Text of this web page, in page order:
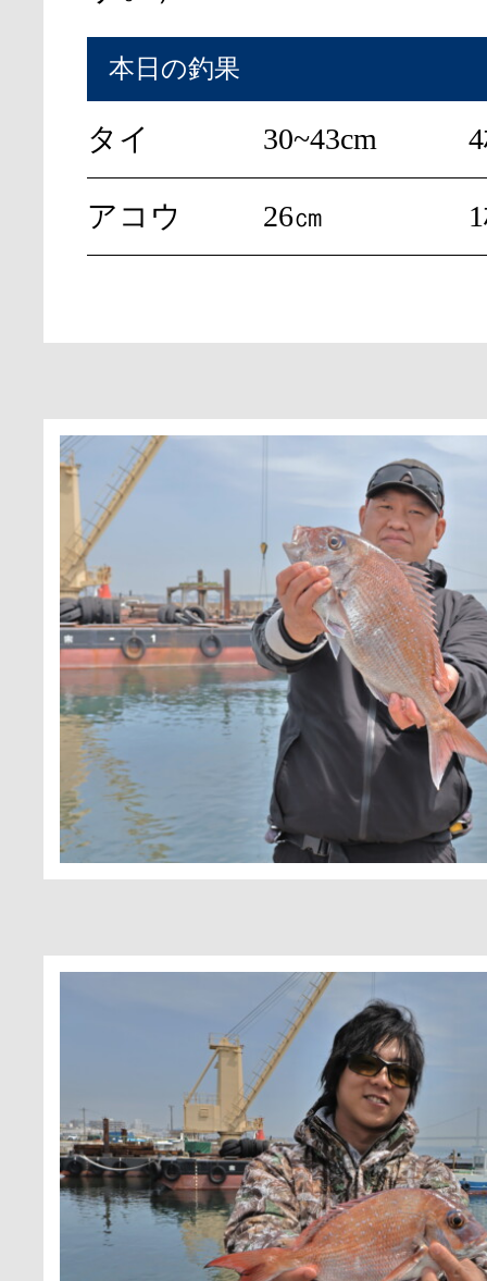
本日の釣果
タイ 30~43cm
アコウ 26㎝